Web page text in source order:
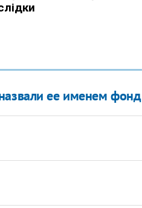
ее именем фонд